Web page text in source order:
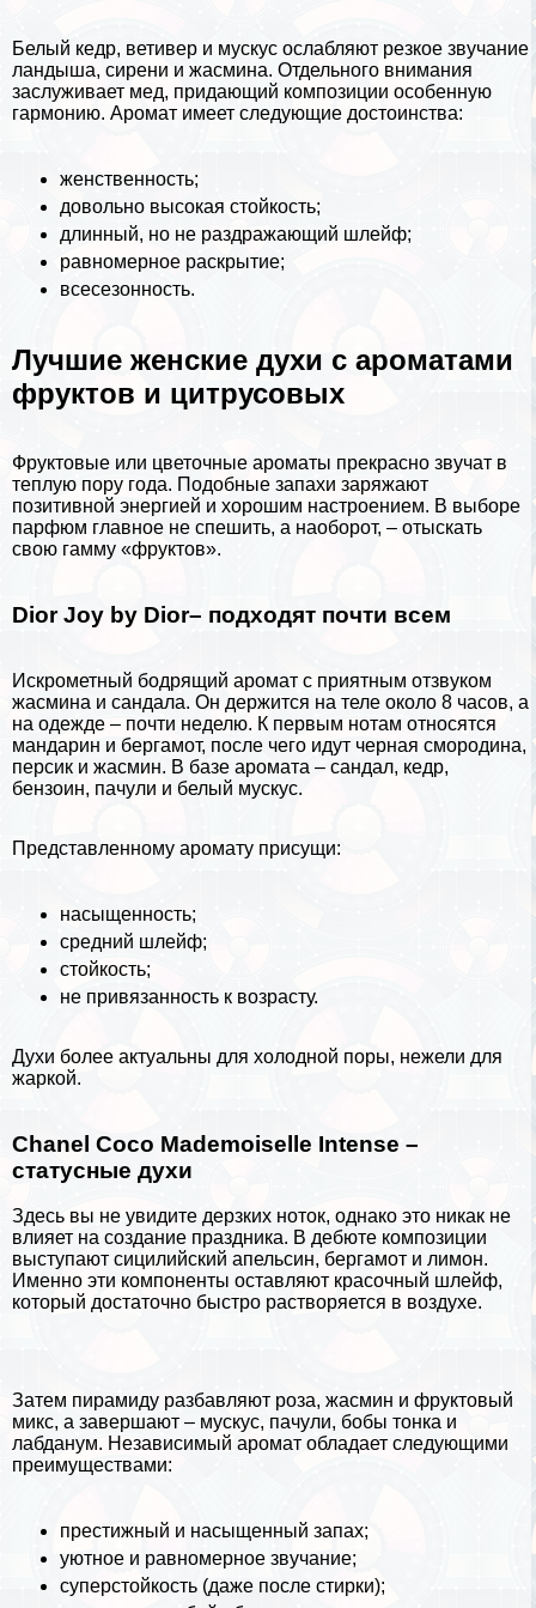
Белый кедр, ветивер и мускус ослабляют резкое звучание
ландыша, сирени и жасмина. Отдельного внимания
заслуживает мед, придающий композиции особенную
гармонию. Аромат имеет следующие достоинства:
женственность;
довольно высокая стойкость;
длинный, но не раздражающий шлейф;
равномерное раскрытие;
всесезонность.
Лучшие женские духи с ароматами
фруктов и цитрусовых
Фруктовые или цветочные ароматы прекрасно звучат в
теплую пору года. Подобные запахи заряжают
позитивной энергией и хорошим настроением. В выборе
парфюм главное не спешить, а наоборот, – отыскать
свою гамму «фруктов».
Dior Joy by Dior– подходят почти всем
Искрометный бодрящий аромат с приятным отзвуком
жасмина и сандала. Он держится на теле около 8 часов, а
на одежде – почти неделю. К первым нотам относятся
мaндарин и бергамот, после чего идут черная смородина,
персик и жасмин. В базе аромата – сандал, кедр,
бензоин, пачули и белый мускус.
Представленному аромату присущи:
насыщенность;
средний шлейф;
стойкость;
не привязанность к возрасту.
Духи более актуальны для холодной поры, нежели для
жаркой.
Chanel Coco Mademoiselle Intense –
статусные духи
Здесь вы не увидите дерзких ноток, однако это никак не
влияет на создание праздника. В дебюте композиции
выступают сицилийский апельсин, бергамот и лимон.
Именно эти компоненты оставляют красочный шлейф,
который достаточно быстро растворяется в воздухе.
Затем пирамиду разбавляют роза, жасмин и фруктовый
микс, а завершают – мускус, пачули, бобы тонка и
лабданум. Независимый аромат обладает следующими
преимуществами:
престижный и насыщенный запах;
уютное и равномерное звучание;
суперстойкость (даже после стирки);